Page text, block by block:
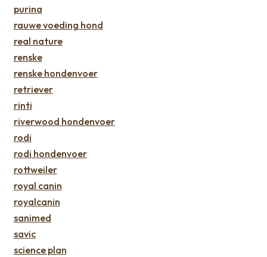
purina
rauwe voeding hond
real nature
renske
renske hondenvoer
retriever
rinti
riverwood hondenvoer
rodi
rodi hondenvoer
rottweiler
royal canin
royalcanin
sanimed
savic
science plan